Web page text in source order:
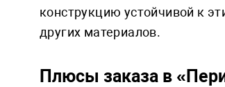
конструкцию устойчивой к
других материалов.
Плюсы заказа в